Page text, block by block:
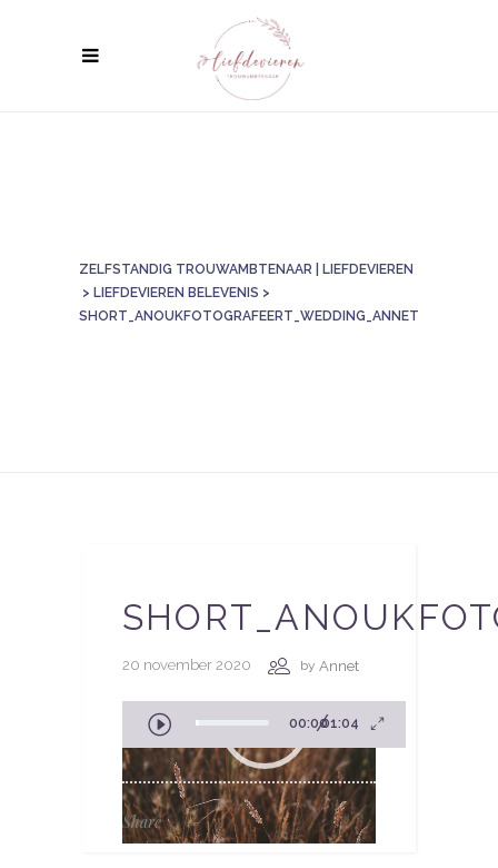
ZELFSTANDIG TROUWAMBTENAAR | LIEFDEVIEREN
> LIEFDEVIEREN BELEVENIS >
SHORT_ANOUKFOTOGRAFEERT_WEDDING_ANNET
20 november 2020 by Annet
Videospeler
00:0001:04
Share